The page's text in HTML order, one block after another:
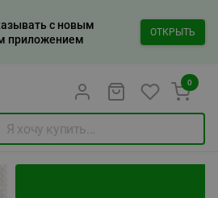
с новым
приложением
ОТКРЫТЬ
0